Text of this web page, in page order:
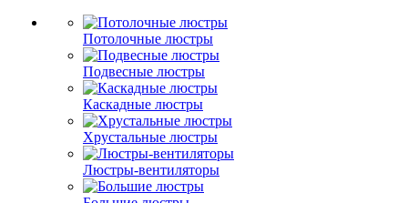
Потолочные люстры
Подвесные люстры
Каскадные люстры
Хрустальные люстры
Люстры-вентиляторы